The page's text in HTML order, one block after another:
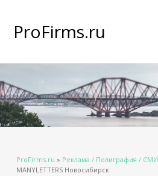
ProFirms.ru
Вы здесь
ProFirms.ru » Реклама / Полиграфия / СМИ
MANYLETTERS Новосибирск